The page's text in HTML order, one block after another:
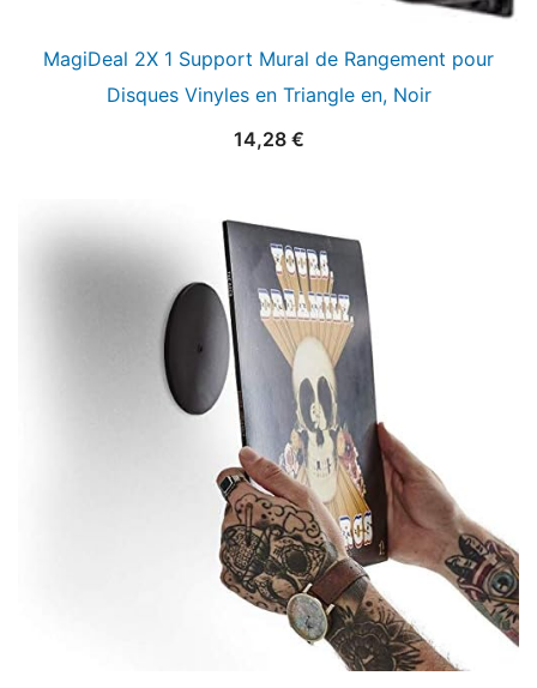
MagiDeal 2X 1 Support Mural de Rangement pour
Disques Vinyles en Triangle en, Noir
14,28 €